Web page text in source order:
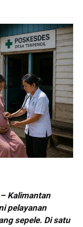
Kalimantan
pelayanan
sepele. Di satu